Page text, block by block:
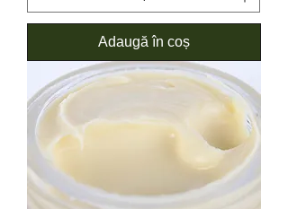
Adaugă în coș